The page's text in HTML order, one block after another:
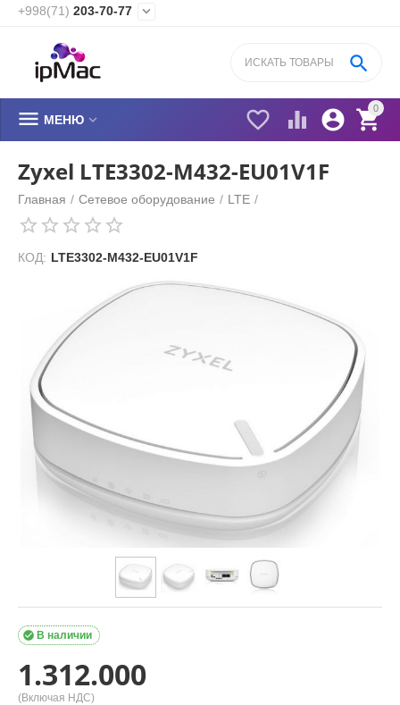
+998(71) 203-70-77 
0


 

 МЕНЮ 
Zyxel LTE3302-M432-EU01V1F
Главная / Сетевое оборудование / LTE /
КОД: LTE3302-M432-EU01V1F
В наличии

1.312.000
(Включая НДС)